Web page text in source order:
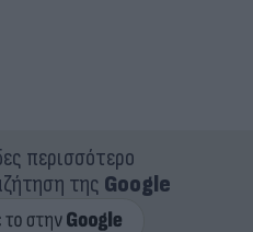
περισσότερο
της Google